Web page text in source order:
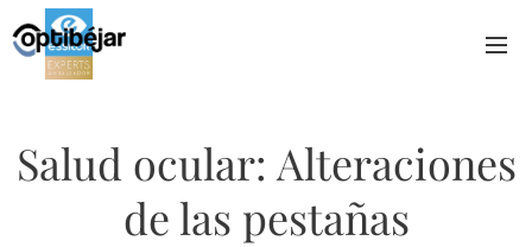
Salud ocular: Alteraciones
de las pestañas